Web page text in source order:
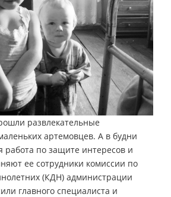
развлекательные
артемовцев. А в будни
работа по защите интересов и
ее сотрудники комиссии по
(КДН) администрации
главного специалиста и